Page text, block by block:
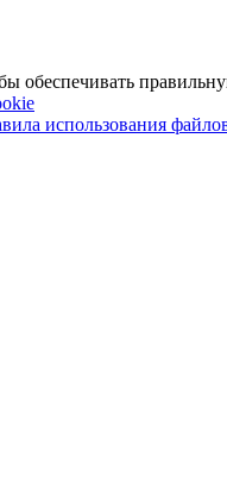
использования